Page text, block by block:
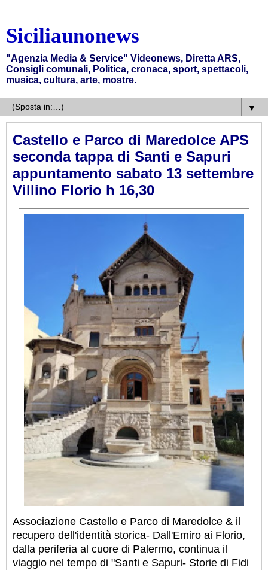
Siciliaunonews
"Agenzia Media & Service" Videonews, Diretta ARS,
Consigli comunali, Politica, cronaca, sport, spettacoli,
musica, cultura, arte, mostre.
▼
Castello e Parco di Maredolce APS
seconda tappa di Santi e Sapuri
appuntamento sabato 13 settembre
Villino Florio h 16,30
Associazione Castello e Parco di Maredolce & il
recupero dell'identità storica- Dall'Emiro ai Florio,
dalla periferia al cuore di Palermo, continua il
viaggio nel tempo di "Santi e Sapuri- Storie di Fidi